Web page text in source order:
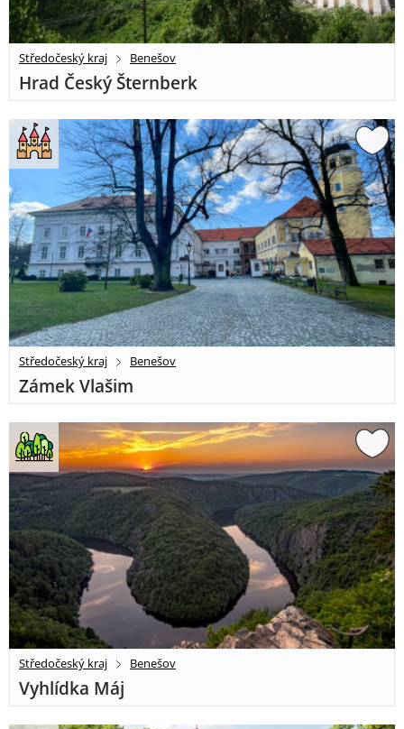
Středočeský kraj Benešov
Hrad Český Šternberk
Středočeský kraj Benešov
Zámek Vlašim
Středočeský kraj Benešov
Vyhlídka Máj